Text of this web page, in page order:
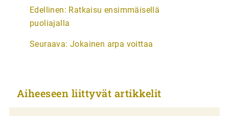
r
i
e
Edellinen: Ratkaisu ensimmäisellä
puoliajalla
Seuraava: Jokainen arpa voittaa
Aiheeseen liittyvät artikkelit